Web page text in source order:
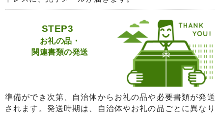
STEP3
お礼の品・
関連書類の発送
準備ができ次第、自治体からお礼の品や必要書類が発送
されます。発送時期は、自治体やお礼の品ごとに異なり